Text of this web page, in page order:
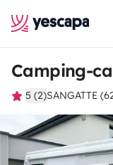
Camping-
5 (2)SANGATTE